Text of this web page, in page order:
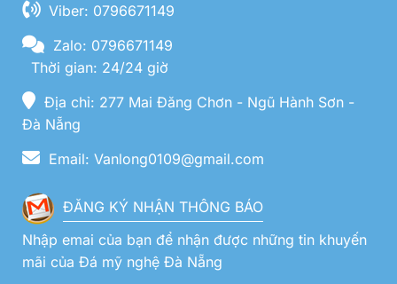
Viber: 0796671149
Zalo: 0796671149
Thời gian: 24/24 giờ
Địa chỉ: 277 Mai Đăng Chơn - Ngũ Hành Sơn -
Đà Nẵng
Email: Vanlong0109@gmail.com
ĐĂNG KÝ NHẬN THÔNG BÁO
Nhập emai của bạn để nhận được những tin khuyến
mãi của Đá mỹ nghệ Đà Nẵng